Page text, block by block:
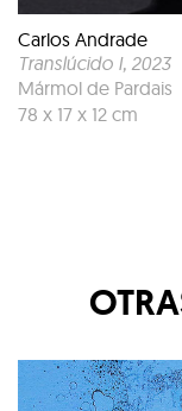
Carlos Andrade
Translúcido I, 2023
Mármol de Pardais
78 x 17 x 12 cm